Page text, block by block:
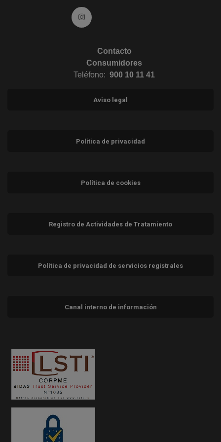
Ir a Instagram (abre en ventana nueva)
Contacto
Consumidores
Teléfono: 900 10 11 41
Aviso legal
Política de privacidad
Política de cookies
Registro de Actividades de Tratamiento
Política de privacidad de servicios registrales
Canal interno de información